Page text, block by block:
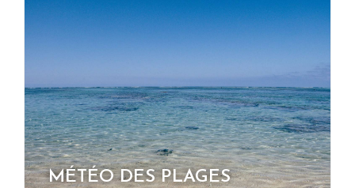
MÉTÉO DES PLAGES